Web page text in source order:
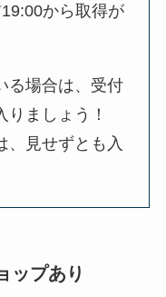
から取得が
る場合は、受付
ましょう！
、見せずとも入
ップあり